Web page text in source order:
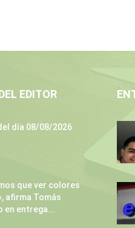
EDITOR
día 08/08/2026
que ver colores
afirma Tomás
en entrega...